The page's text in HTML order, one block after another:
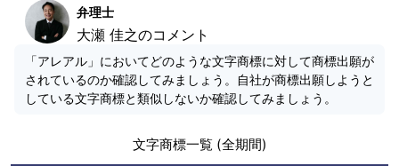
弁理士
大瀬 佳之のコメント
「アレアル」においてどのような文字商標に対して商標出願が
されているのか確認してみましょう。自社が商標出願しようと
している文字商標と類似しないか確認してみましょう。
文字商標一覧 (全期間)